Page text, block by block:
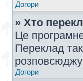
Догори
» Хто
Це
Переклад
Догори